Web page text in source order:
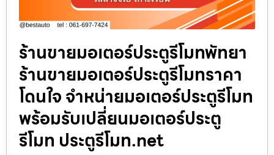
ร้านขายมอเตอร์ประตูรีโมทพัทยา
ร้านขายมอเตอร์ประตูรีโมทราคา
โดนใจ จำหน่ายมอเตอร์ประตูรีโมท
พร้อมรับเปลี่ยนมอเตอร์ประตู
รีโมท ประตูรีโมท.net